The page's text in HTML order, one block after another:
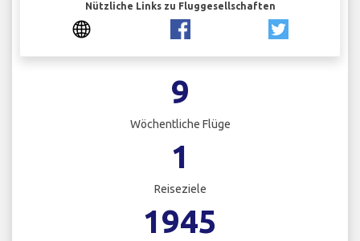
Nützliche Links zu Fluggesellschaften
9
Wöchentliche Flüge
1
Reiseziele
1945